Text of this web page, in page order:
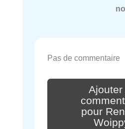
Pas de commentaire
Ajouter
pour